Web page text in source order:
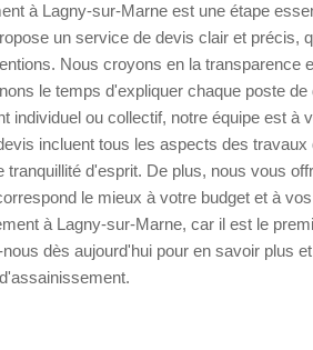
à Lagny-sur-Marne est une étape
un service de devis clair et précis,
Nous croyons en la transparence
le temps d'expliquer chaque poste
individuel ou collectif, notre équipe est à
incluent tous les aspects des
d'esprit. De plus, nous vous
le mieux à votre budget et à
à Lagny-sur-Marne, car il est le
dès aujourd'hui pour en savoir plus